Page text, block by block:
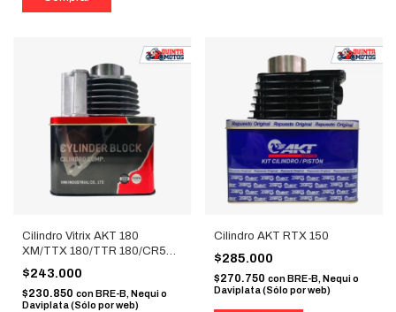
Cilindro Vitrix AKT 180
XM/TTX 180/TTR 180/CR5
180
$243.000
$230.850 con BRE-B, Nequi o
Daviplata (Sólo por web)
Cilindro AKT RTX 150
$285.000
$270.750 con BRE-B, Nequi o
Daviplata (Sólo por web)